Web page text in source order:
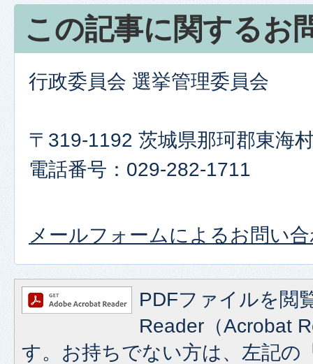
この記事に関するお
行政委員会 選挙管理委員会
〒319-1192 茨城県那珂郡東海
電話番号：029-282-1711
メールフォームによるお問い
PDFファイルを閲
Reader（Acrobat
す。お持ちでない方は、左記の